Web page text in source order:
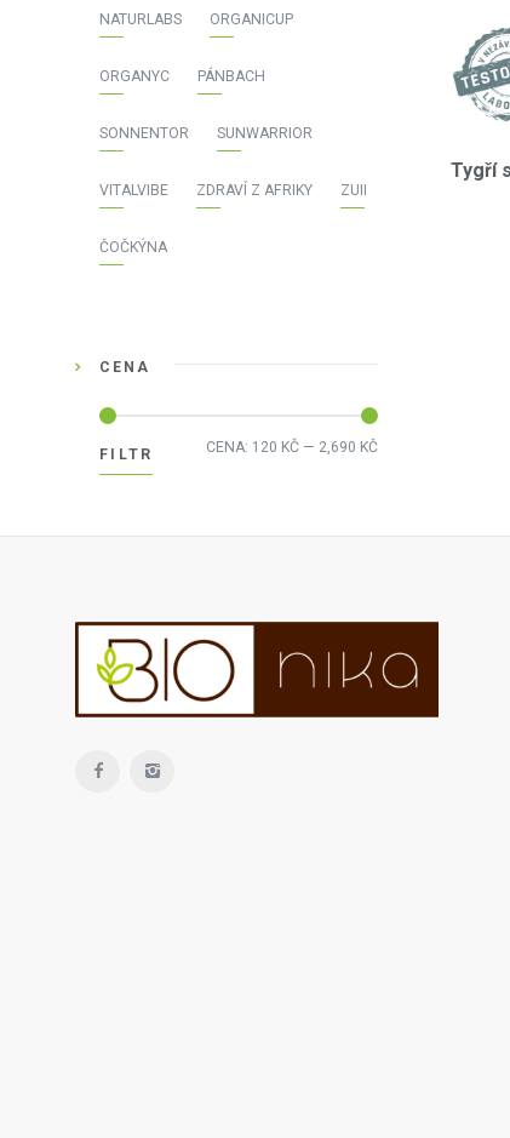
Tygří
NATURLABS ORGANICUP
ORGANYC PÁNBACH
SONNENTOR SUNWARRIOR
VITALVIBE ZDRAVÍ Z AFRIKY ZUII
ČOČKÝNA
CENA
Minimální
Maximální
FILTR CENA: 120 KČ — 2,690 KČ